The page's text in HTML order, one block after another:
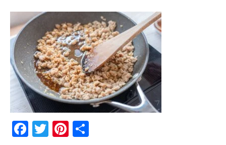
Fac
Twi
Pin